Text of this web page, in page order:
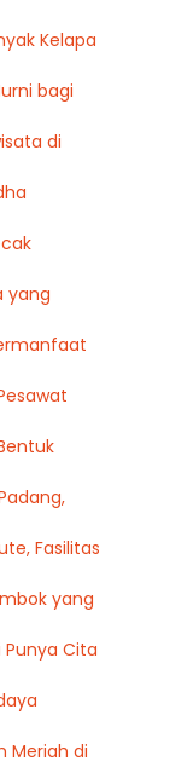
Kelapa
bagi
di
yang
Fasilitas
yang
Punya Cita
Meriah di